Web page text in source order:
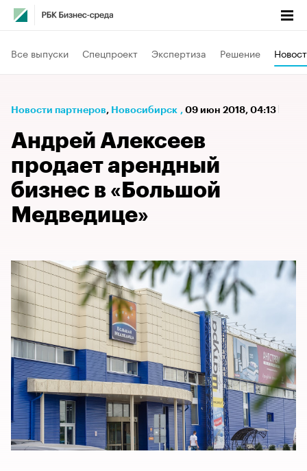
Все выпуски Спецпроект Экспертиза Решение
Новости партнеров⁠, Новосибирск , 09 июн 2018, 04:13
Андрей Алексеев
продает арендный
бизнес в «Большой
Медведице»